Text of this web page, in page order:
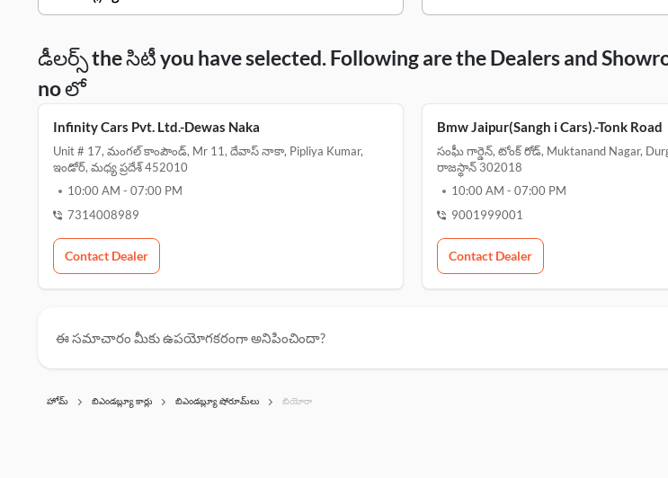
డీలర్స్ the సిటీ you have selected. Following are the Dealers and
no లో
Infinity Cars Pvt. Ltd.-Dewas Naka
Unit # 17, మంగల్ కాంపౌండ్, Mr 11, దేవాస్ నాకా, Pipliya Kumar,
ఇండోర్, మధ్య ప్రదేశ్ 452010
10:00 AM - 07:00 PM
7314008989
Contact Dealer
Bmw Jaipur(Sangh i Cars).-Tonk Road
సంఘీ గార్డెన్, టోంక్ రోడ్, Muktanand Nagar,
రాజస్థాన్ 302018
10:00 AM - 07:00 PM
9001999001
Contact Dealer
ఈ సమాచారం మీకు ఉపయోగకరంగా అనిపించిందా?
హోమ్ బిఎండబ్ల్యూ కార్లు బిఎండబ్ల్యూ షోరూమ్‌లు బియోరా